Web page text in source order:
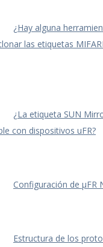
¿Hay alguna
las etiquetas
¿La etiqueta SUN
con dispositivos uFR?
Configuración de μFR
Estructura de los